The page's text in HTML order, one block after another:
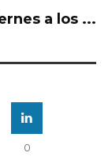
a los ...
0